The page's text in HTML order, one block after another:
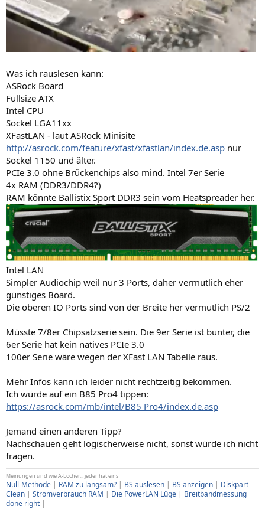
Was ich rauslesen kann:
ASRock Board
Fullsize ATX
Intel CPU
Sockel LGA11xx
XFastLAN - laut ASRock Minisite
http://asrock.com/feature/xfast/xfastlan/index.de.asp nur
Sockel 1150 und älter.
PCIe 3.0 ohne Brückenchips also mind. Intel 7er Serie
4x RAM (DDR3/DDR4?)
RAM könnte Ballistix Sport DDR3 sein vom Heatspreader her.
Intel LAN
Simpler Audiochip weil nur 3 Ports, daher vermutlich eher
günstiges Board.
Die oberen IO Ports sind von der Breite her vermutlich PS/2
Müsste 7/8er Chipsatzserie sein. Die 9er Serie ist bunter, die
6er Serie hat kein natives PCIe 3.0
100er Serie wäre wegen der XFast LAN Tabelle raus.
Mehr Infos kann ich leider nicht rechtzeitig bekommen.
Ich würde auf ein B85 Pro4 tippen:
https://asrock.com/mb/intel/B85 Pro4/index.de.asp
Jemand einen anderen Tipp?
Nachschauen geht logischerweise nicht, sonst würde ich nicht
fragen.
Meinungen sind wie A-Löcher... jeder hat eins
Null-Methode | RAM zu langsam? | BS auslesen | BS anzeigen | Diskpart
Clean | Stromverbrauch RAM | Die PowerLAN Lüge | Breitbandmessung
done right |